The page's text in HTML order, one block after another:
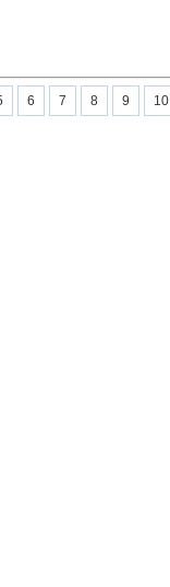
6 7 8 9 10